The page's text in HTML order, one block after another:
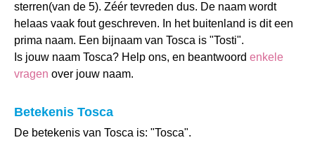
sterren(van de 5). Zéér tevreden dus. De naam wordt
helaas vaak fout geschreven. In het buitenland is dit een
prima naam. Een bijnaam van Tosca is "Tosti".
Is jouw naam Tosca? Help ons, en beantwoord enkele
vragen over jouw naam.
Betekenis Tosca
De betekenis van Tosca is: "Tosca".